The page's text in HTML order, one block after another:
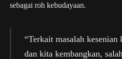
sebagai roh kebudayaan.
“Terkait masalah kesenian
dan kita kembangkan,